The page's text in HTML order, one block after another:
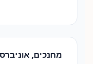
מחנכים,